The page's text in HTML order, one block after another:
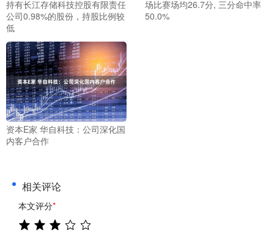
持有长江存储科技控股有限责任
公司0.98%的股份，持股比例较
低
场比赛场均26.7分, 三分命中率
50.0%
资本E家 华自科技：公司深化国
内客户合作
相关评论
本文评分*